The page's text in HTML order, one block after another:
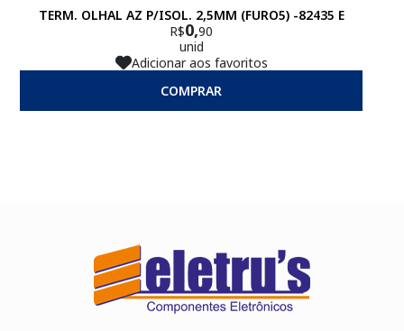
TERM. OLHAL AZ P/ISOL. 2,5MM (FURO5) -82435 E
R$0,90
unid
Adicionar aos favoritos
COMPRAR